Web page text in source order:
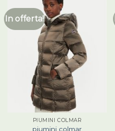
In offerta!
PIUMINI COLMAR
piumini colmar